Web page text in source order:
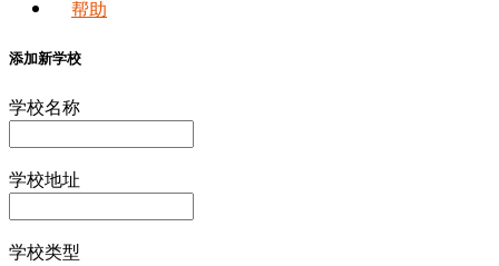
帮助
添加新学校
学校名称
学校地址
学校类型